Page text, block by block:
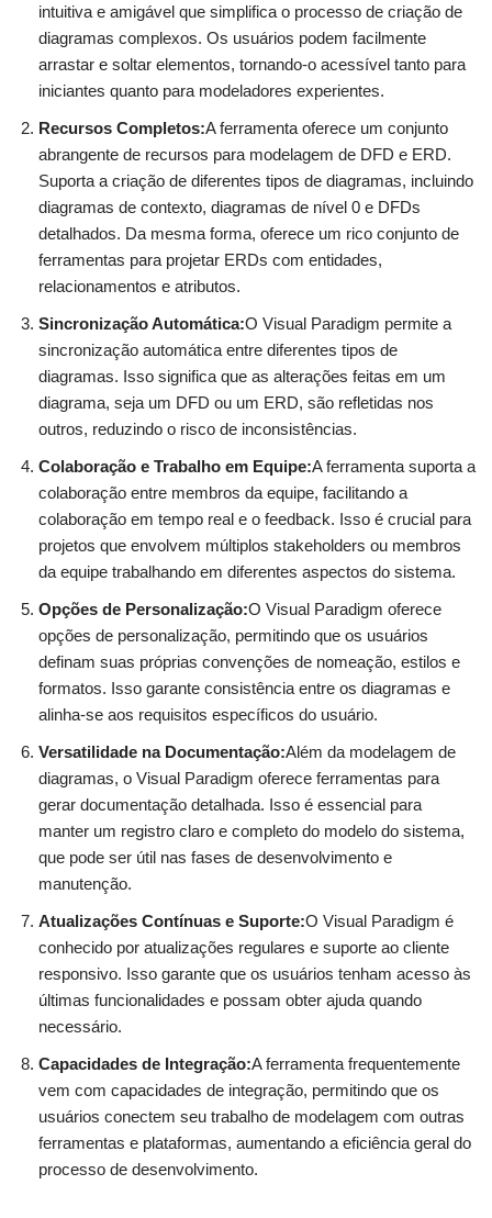
intuitiva e amigável que simplifica o processo de criação de
diagramas complexos. Os usuários podem facilmente
arrastar e soltar elementos, tornando-o acessível tanto para
iniciantes quanto para modeladores experientes.
Recursos Completos:A ferramenta oferece um conjunto
abrangente de recursos para modelagem de DFD e ERD.
Suporta a criação de diferentes tipos de diagramas, incluindo
diagramas de contexto, diagramas de nível 0 e DFDs
detalhados. Da mesma forma, oferece um rico conjunto de
ferramentas para projetar ERDs com entidades,
relacionamentos e atributos.
Sincronização Automática:O Visual Paradigm permite a
sincronização automática entre diferentes tipos de
diagramas. Isso significa que as alterações feitas em um
diagrama, seja um DFD ou um ERD, são refletidas nos
outros, reduzindo o risco de inconsistências.
Colaboração e Trabalho em Equipe:A ferramenta suporta a
colaboração entre membros da equipe, facilitando a
colaboração em tempo real e o feedback. Isso é crucial para
projetos que envolvem múltiplos stakeholders ou membros
da equipe trabalhando em diferentes aspectos do sistema.
Opções de Personalização:O Visual Paradigm oferece
opções de personalização, permitindo que os usuários
definam suas próprias convenções de nomeação, estilos e
formatos. Isso garante consistência entre os diagramas e
alinha-se aos requisitos específicos do usuário.
Versatilidade na Documentação:Além da modelagem de
diagramas, o Visual Paradigm oferece ferramentas para
gerar documentação detalhada. Isso é essencial para
manter um registro claro e completo do modelo do sistema,
que pode ser útil nas fases de desenvolvimento e
manutenção.
Atualizações Contínuas e Suporte:O Visual Paradigm é
conhecido por atualizações regulares e suporte ao cliente
responsivo. Isso garante que os usuários tenham acesso às
últimas funcionalidades e possam obter ajuda quando
necessário.
Capacidades de Integração:A ferramenta frequentemente
vem com capacidades de integração, permitindo que os
usuários conectem seu trabalho de modelagem com outras
ferramentas e plataformas, aumentando a eficiência geral do
processo de desenvolvimento.